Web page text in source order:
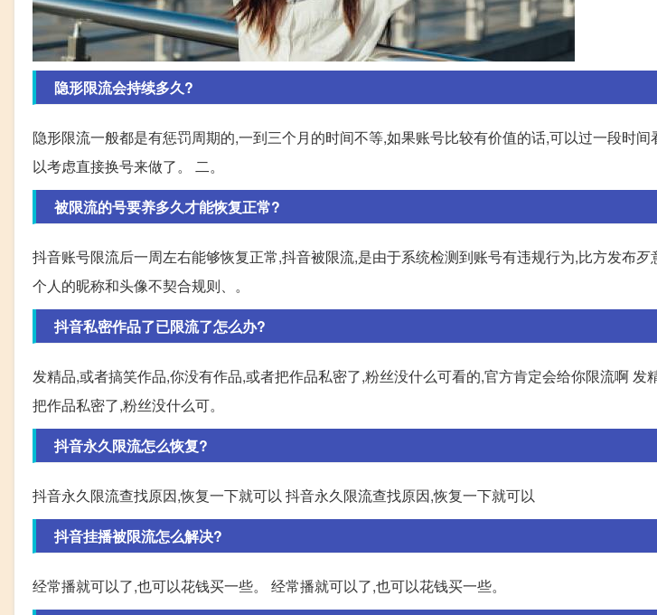
隐形限流会持续多久?
隐形限流一般都是有惩罚周期的,一到三个月的时间不等,如果账号比较有价值的话,可以过一段时
以考虑直接换号来做了。 二。
被限流的号要养多久才能恢复正常?
抖音账号限流后一周左右能够恢复正常,抖音被限流,是由于系统检测到账号有违规行为,比方发布歹
个人的昵称和头像不契合规则、。
抖音私密作品了已限流了怎么办?
发精品,或者搞笑作品,你没有作品,或者把作品私密了,粉丝没什么可看的,官方肯定会给你限流啊 发
把作品私密了,粉丝没什么可。
抖音永久限流怎么恢复?
抖音永久限流查找原因,恢复一下就可以 抖音永久限流查找原因,恢复一下就可以
抖音挂播被限流怎么解决?
经常播就可以了,也可以花钱买一些。 经常播就可以了,也可以花钱买一些。